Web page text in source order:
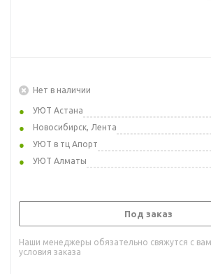
Нет в наличии
УЮТ Астана
Новосибирск, Лента
УЮТ в тц Апорт
УЮТ Алматы
Под заказ
Наши менеджеры обязательно свяжутся с
условия заказа